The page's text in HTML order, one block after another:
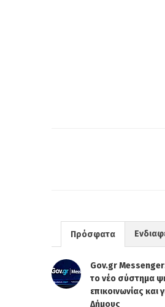
Πρόσφατα
Gov.gr
το νέο σύστημα
επικοινωνίας και
Δήμους